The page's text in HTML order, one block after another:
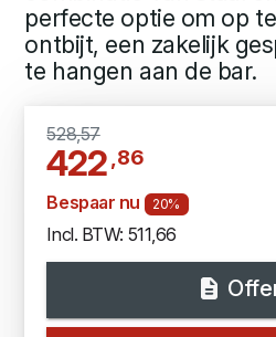
perfecte optie om op
ontbijt, een zakelijk
te hangen aan de bar.
528,57
422,86
Bespaar nu 20%
Incl. BTW: 511,66